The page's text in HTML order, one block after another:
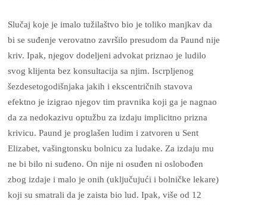
Slučaj koje je imalo tužilaštvo bio je toliko manjkav da
bi se suđenje verovatno završilo presudom da Paund nije
kriv. Ipak, njegov dodeljeni advokat priznao je ludilo
svog klijenta bez konsultacija sa njim. Iscrpljenog
šezdesetogodišnjaka jakih i ekscentričnih stavova
efektno je izigrao njegov tim pravnika koji ga je nagnao
da za nedokazivu optužbu za izdaju implicitno prizna
krivicu. Paund je proglašen ludim i zatvoren u Sent
Elizabet, vašingtonsku bolnicu za ludake. Za izdaju mu
ne bi bilo ni suđeno. On nije ni osuđen ni oslobođen
zbog izdaje i malo je onih (uključujući i bolničke lekare)
koji su smatrali da je zaista bio lud. Ipak, više od 12